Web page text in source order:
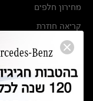
מחירון חלפים
קריאה חוזרת
הודעה על הטבות לרכבי
תקנון ימי מכירות 120 לכלמוביל